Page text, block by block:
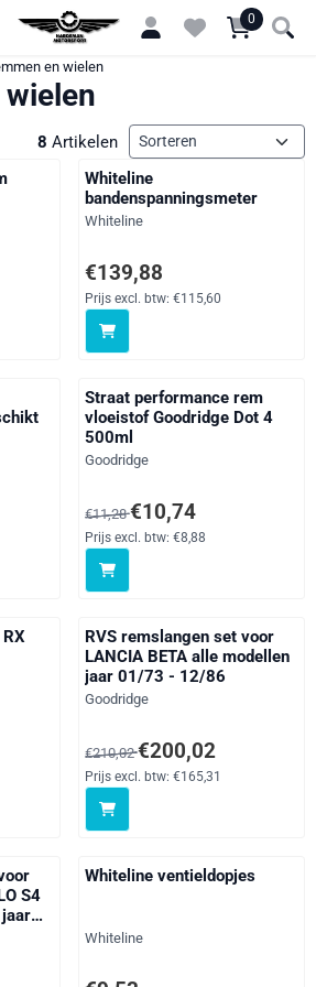
gesloten. 0
en wielen
wielen
8 Artikelen Sorteermethode
btw: 269,00
Whiteline
bandenspanningsmeter
Merk:
Whiteline
Prijs: 139,88, exclusief btw:
€139,88
Prijs excl. btw: €115,60
45,00
Straat performance rem
vloeistof Goodridge Dot 4
500ml
Merk:
Goodridge
Van 11,28 voor 10,74, exclusief
€11,28€10,74
Prijs excl. btw: €8,88
13,22
RVS remslangen set voor
LANCIA BETA alle modellen
jaar 01/73 - 12/86
Merk:
Goodridge
Van 210,02 voor 200,02,
€210,02€200,02
Prijs excl. btw: €165,31
S4
Whiteline ventieldopjes
Merk:
Whiteline